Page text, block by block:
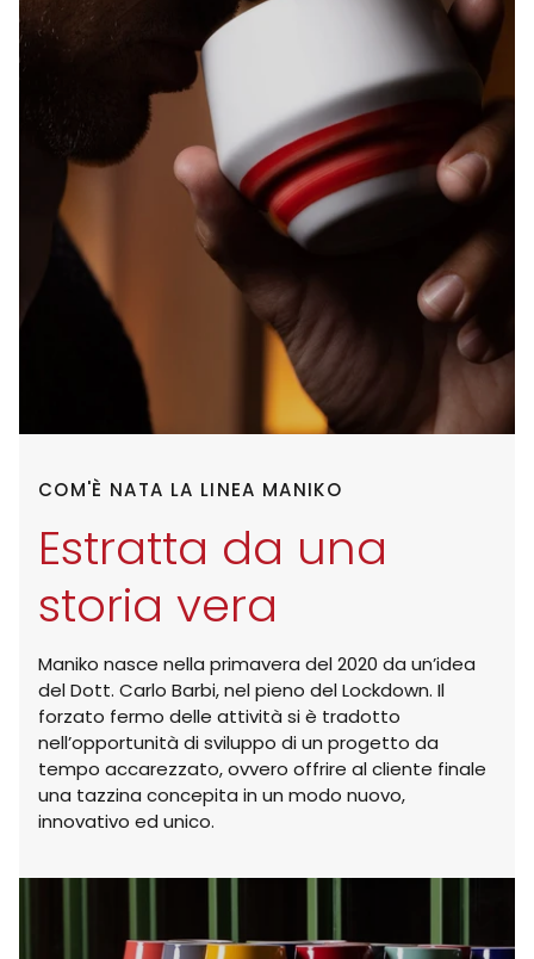
COM'È NATA LA LINEA MANIKO
Estratta da una
storia vera
Maniko nasce nella primavera del 2020 da un’idea
del Dott. Carlo Barbi, nel pieno del Lockdown. Il
forzato fermo delle attività si è tradotto
nell’opportunità di sviluppo di un progetto da
tempo accarezzato, ovvero offrire al cliente finale
una tazzina concepita in un modo nuovo,
innovativo ed unico.